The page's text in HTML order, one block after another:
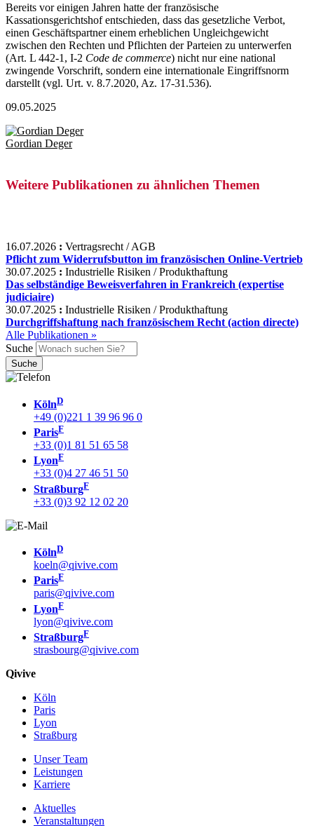
Bereits vor einigen Jahren hatte der französische
Kassationsgerichtshof entschieden, dass das gesetzliche Verbot,
einen Geschäftspartner einem erheblichen Ungleichgewicht
zwischen den Rechten und Pflichten der Parteien zu unterwerfen
(Art. L 442-1, I-2 Code de commerce) nicht nur eine national
zwingende Vorschrift, sondern eine internationale Eingriffsnorm
darstellt (vgl. Urt. v. 8.7.2020, Az. 17-31.536).
09.05.2025
Gordian Deger
Weitere Publikationen zu ähnlichen Themen
16.07.2026 : Vertragsrecht / AGB
Pflicht zum Widerrufsbutton im französischen Online-Vertrieb
30.07.2025 : Industrielle Risiken / Produkthaftung
Das selbständige Beweisverfahren in Frankreich (expertise
judiciaire)
30.07.2025 : Industrielle Risiken / Produkthaftung
Durchgriffshaftung nach französischem Recht (action directe)
Alle Publikationen »
Suche
KölnD
+49 (0)221 1 39 96 96 0
ParisF
+33 (0)1 81 51 65 58
LyonF
+33 (0)4 27 46 51 50
StraßburgF
+33 (0)3 92 12 02 20
KölnD
koeln@qivive.com
ParisF
paris@qivive.com
LyonF
lyon@qivive.com
StraßburgF
strasbourg@qivive.com
Qivive
Köln
Paris
Lyon
Straßburg
Unser Team
Leistungen
Karriere
Aktuelles
Veranstaltungen